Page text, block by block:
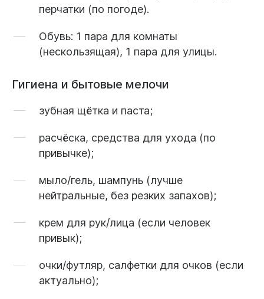
перчатки (по погоде).
Обувь: 1 пара для комнаты
(нескользящая), 1 пара для улицы.
Гигиена и бытовые мелочи
зубная щётка и паста;
расчёска, средства для ухода (по
привычке);
мыло/гель, шампунь (лучше
нейтральные, без резких запахов);
крем для рук/лица (если человек
привык);
очки/футляр, салфетки для очков (если
актуально);